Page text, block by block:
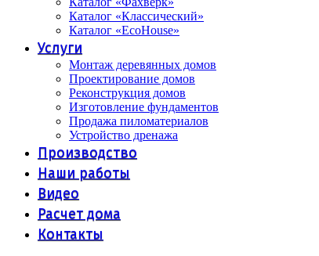
Каталог «Классический»
Каталог «EcoHouse»
Услуги
Монтаж деревянных домов
Проектирование домов
Реконструкция домов
Изготовление фундаментов
Продажа пиломатериалов
Устройство дренажа
Производство
Наши работы
Видео
Расчет дома
Контакты